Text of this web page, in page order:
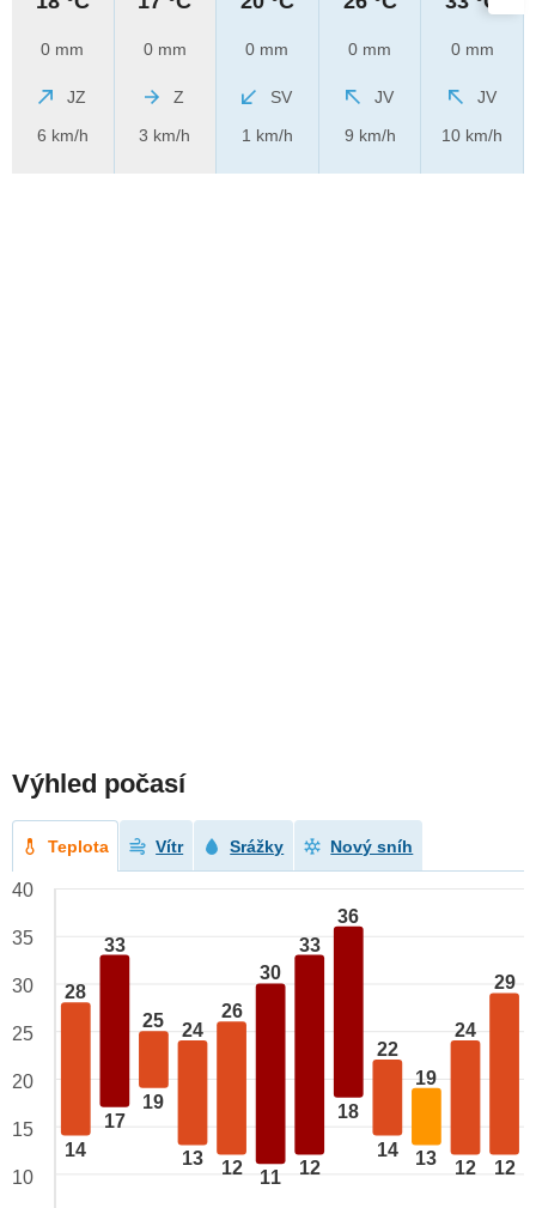
0 mm
JZ
6 km/h
0 mm
Z
3 km/h
0 mm
SV
1 km/h
0 mm
JV
9 km/h
0 mm
JV
10 km/h
Výhled počasí
Teplota Vítr Srážky Nový sníh
28
14
33
17
25
19
24
13
26
12
30
11
33
12
36
18
22
14
19
13
24
12
29
12
40
35
30
25
20
15
10